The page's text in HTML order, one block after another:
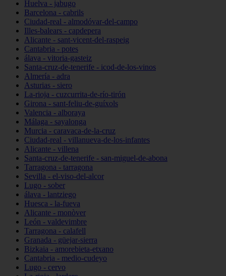
Huelva - jabugo
Barcelona - cabrils
Ciudad-real - almodóvar-del-campo
Illes-balears - capdepera
Alicante - sant-vicent-del-raspeig
Cantabria - potes
álava - vitoria-gasteiz
Santa-cruz-de-tenerife - icod-de-los-vinos
Almería - adra
Asturias - siero
La-rioja - cuzcurrita-de-río-tirón
Girona - sant-feliu-de-guíxols
Valencia - alboraya
Málaga - sayalonga
Murcia - caravaca-de-la-cruz
Ciudad-real - villanueva-de-los-infantes
Alicante - villena
Santa-cruz-de-tenerife - san-miguel-de-abona
Tarragona - tarragona
Sevilla - el-viso-del-alcor
Lugo - sober
álava - lantziego
Huesca - la-fueva
Alicante - monòver
León - valdevimbre
Tarragona - calafell
Granada - güejar-sierra
Bizkaia - amorebieta-etxano
Cantabria - medio-cudeyo
Lugo - cervo